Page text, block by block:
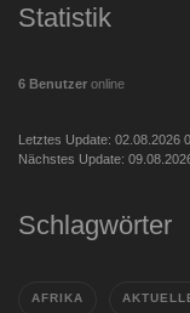
Statistik
6 Benutzer online
Letztes Update: 02.08.2026
Nächstes Update:
Schlagwörter
AFRIKA